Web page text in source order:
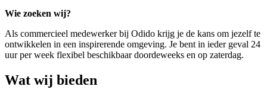
Wie zoeken wij?
Als commercieel medewerker bij Odido krijg je de kans om jezelf te
ontwikkelen in een inspirerende omgeving. Je bent in ieder geval 24
uur per week flexibel beschikbaar doordeweeks en op zaterdag.
Wat wij bieden